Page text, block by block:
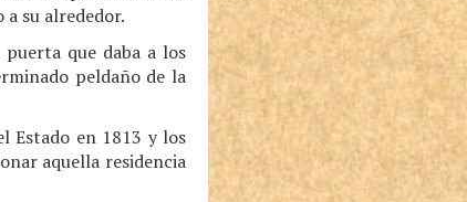
su alrededor.
que daba a los
peldaño de la
Estado en 1813 y los
aquella residencia